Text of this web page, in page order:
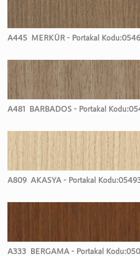
A445 MERKÜR - Portakal Kodu:
A481 BARBADOS - Portakal Kodu:
A809 AKASYA - Portakal Kodu:
A333 BERGAMA - Portakal Kodu: